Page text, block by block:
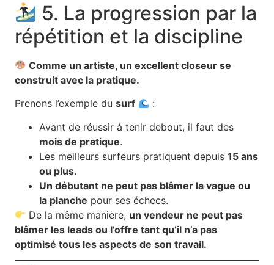
5. La progression par la
répétition et la discipline
Comme un artiste, un excellent closeur se
construit avec la pratique.
Prenons l’exemple du surf
:
Avant de réussir à tenir debout, il faut des
mois de pratique.
Les meilleurs surfeurs pratiquent depuis 15 ans
ou plus.
Un débutant ne peut pas blâmer la vague ou
la planche pour ses échecs.
De la même manière, un vendeur ne peut pas
blâmer les leads ou l’offre tant qu’il n’a pas
optimisé tous les aspects de son travail.